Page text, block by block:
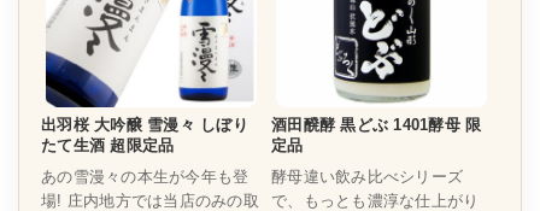
出羽桜 大吟醸 雪漫々 しぼり
たて生酒 超限定品
あの雪漫々の本生が今年も登
場! 庄内地方では当店のみの取
酒田醗酵 黒どぶ 1401酵母 限
定品
酵母違い飲み比べシリーズ
で、もっとも濃淳な仕上がり